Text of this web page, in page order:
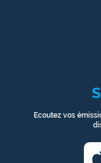
Ecoutez vos